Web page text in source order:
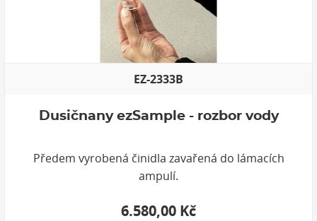
EZ-2333B
Dusičnany ezSample - rozbor vody
Předem vyrobená činidla zavařená do lámacích
ampulí.
6.580,00 Kč